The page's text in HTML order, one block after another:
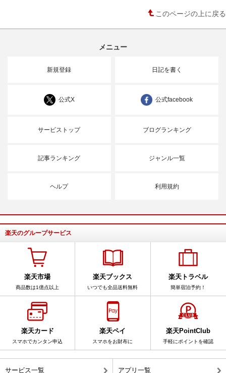
このページの上に戻る
メニュー
新規登録 日記を書く
公式X 公式facebook
サービストップ ブログランキング
記事ランキング ジャンル一覧
ヘルプ 利用規約
楽天のグループサービス
楽天市場
商品数は1億点以上
楽天ブックス
いつでも全品送料無料
楽天トラベル
簡単宿泊予約！
楽天カード
スマホでカンタン申込
楽天ペイ
スマホをお財布に
楽天PointClub
手軽にポイントを確認
サービス一覧 アプリ一覧